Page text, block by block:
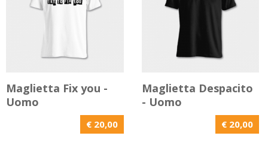
Maglietta Fix you -
Uomo
€ 20,00
Maglietta Despacito
- Uomo
€ 20,00